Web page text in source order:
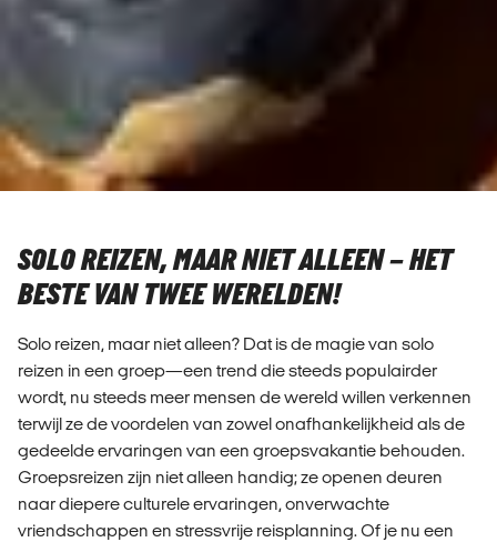
SOLO REIZEN, MAAR NIET ALLEEN – HET
BESTE VAN TWEE WERELDEN!
Solo reizen, maar niet alleen? Dat is de magie van solo
reizen in een groep—een trend die steeds populairder
wordt, nu steeds meer mensen de wereld willen verkennen
terwijl ze de voordelen van zowel onafhankelijkheid als de
gedeelde ervaringen van een groepsvakantie behouden.
Groepsreizen zijn niet alleen handig; ze openen deuren
naar diepere culturele ervaringen, onverwachte
vriendschappen en stressvrije reisplanning. Of je nu een